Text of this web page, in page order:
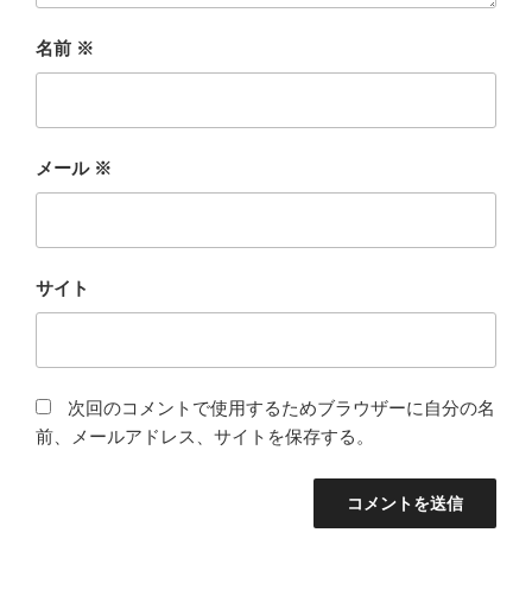
名前 ※
メール ※
サイト
次回のコメントで使用するためブラウザーに自分の名
前、メールアドレス、サイトを保存する。